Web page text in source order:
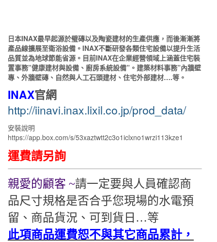
日本INAX最早起源於璧磚以及陶瓷建材的生產供應，而後漸漸將
產品線擴展至衛浴設備。INAX不斷研發各類住宅設備以提升生活
品質並為地球節能省源。目前INAX在企業經營領域上涵蓋住宅裝
置事務”健康建材與設備、廚房系統設備”。建築材料事務”內牆壁
專、外牆壁磚、自然與人工石頭建材、住宅外部建材….等。
INAX官網
http://iinavi.inax.lixil.co.jp/prod_data/
安裝說明
https://app.box.com/s/53xaztwtt2c3o1iclxno1wrzi113kze1
運費請另詢
親愛的顧客 ~請一定要與人員確認商
品尺寸規格是否合乎您現場的水電預
留、商品貨況、可到貨日…等
此項商品運費恕不與其它商品累計，